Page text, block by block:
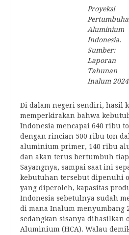
Proyeksi
Aluminium
Indonesia.
Sumber:
Laporan
Tahunan
Inalum 2024
Di dalam negeri sendiri, hasil
memperkirakan bahwa
Indonesia mencapai 640 ribu
dengan rincian 500 ribu ton
aluminium primer, 140 ribu
dan akan terus bertumbuh
Sayangnya, sampai saat ini
kebutuhan tersebut dipenuhi
yang diperoleh, kapasitas
Indonesia sebetulnya sudah
di mana Inalum menyumbang
sedangkan sisanya dihasilkan
Aluminium (HCA). Walau